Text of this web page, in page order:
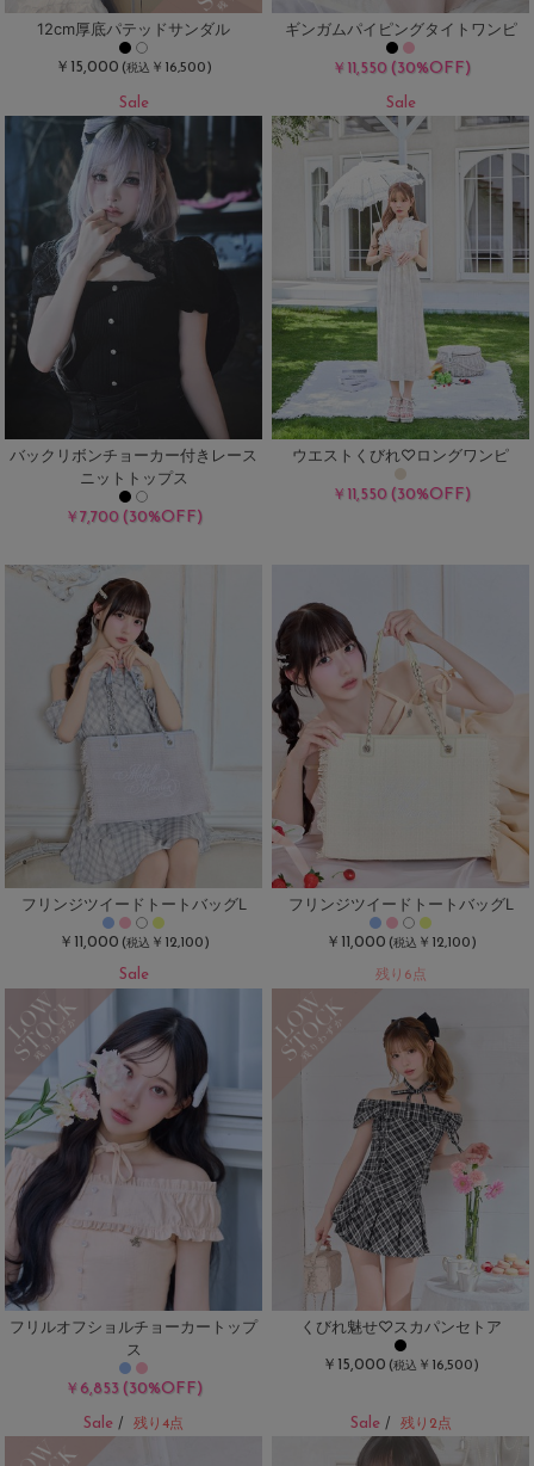
12cm厚底パテッドサンダル
￥15,000 (税込 ￥16,500)
ギンガムパイピングタイトワンピ
￥11,550(30%OFF)
Sale
バックリボンチョーカー付きレース
ニットトップス
￥7,700(30%OFF)
Sale
ウエストくびれ♡ロングワンピ
￥11,550(30%OFF)
フリンジツイードトートバッグL
￥11,000 (税込 ￥12,100)
フリンジツイードトートバッグL
￥11,000 (税込 ￥12,100)
Sale
フリルオフショルチョーカートップ
ス
￥6,853 (30%OFF)
残り6点
くびれ魅せ♡スカパンセトア
￥15,000 (税込 ￥16,500)
Sale / 残り4点 Sale/ 残り2点